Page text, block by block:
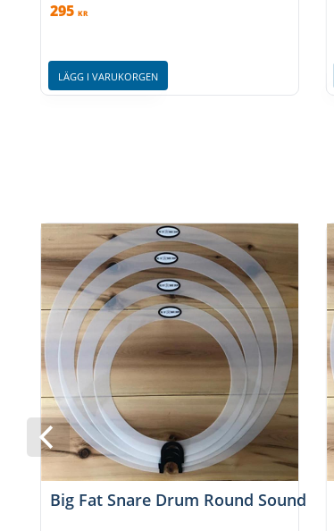
295 KR
LÄGG I VARUKORGEN
Big Fat Snare Drum Round Sound